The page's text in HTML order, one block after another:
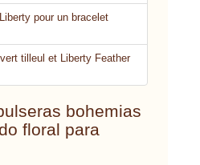
pour un bracelet
tilleul et Liberty Feather
bohemias
floral para